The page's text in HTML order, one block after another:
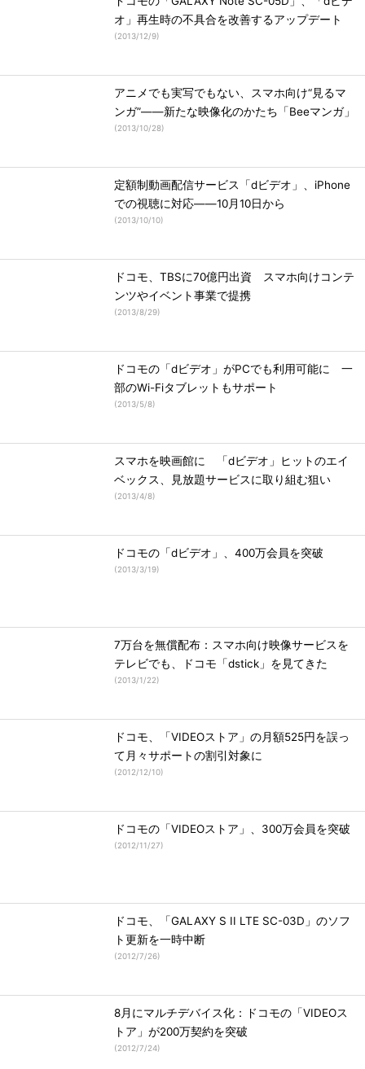
オ」再生時の不具合を改善するアップデート
(2013/12/9)
アニメでも実写でもない、スマホ向け“見るマ
ンガ”――新たな映像化のかたち「Beeマンガ」
(2013/10/28)
定額制動画配信サービス「dビデオ」、iPhone
での視聴に対応――10月10日から
(2013/10/10)
ドコモ、TBSに70億円出資 スマホ向けコンテ
ンツやイベント事業で提携
(2013/8/29)
ドコモの「dビデオ」がPCでも利用可能に 一
部のWi-Fiタブレットもサポート
(2013/5/8)
スマホを映画館に 「dビデオ」ヒットのエイ
ベックス、見放題サービスに取り組む狙い
(2013/4/8)
ドコモの「dビデオ」、400万会員を突破
(2013/3/19)
7万台を無償配布：スマホ向け映像サービスを
テレビでも、ドコモ「dstick」を見てきた
(2013/1/22)
ドコモ、「VIDEOストア」の月額525円を誤っ
て月々サポートの割引対象に
(2012/12/10)
ドコモの「VIDEOストア」、300万会員を突破
(2012/11/27)
ドコモ、「GALAXY S II LTE SC-03D」のソフ
ト更新を一時中断
(2012/7/26)
8月にマルチデバイス化：ドコモの「VIDEOス
トア」が200万契約を突破
(2012/7/24)